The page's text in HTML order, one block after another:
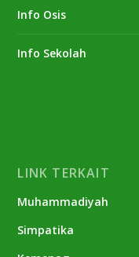
Info Osis
Info Sekolah
LINK TERKAIT
Muhammadiyah
Simpatika